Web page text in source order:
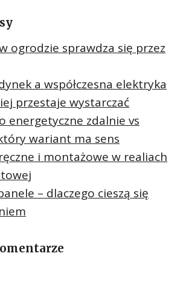
ogrodzie sprawdza się przez
a współczesna elektryka
przestaje wystarczać
energetyczne zdalnie vs
wariant ma sens
i montażowe w realiach
– dlaczego cieszą się